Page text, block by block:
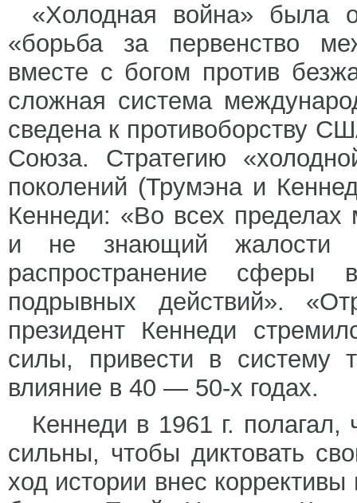
«Холодная война» была
«борьба за первенство
вместе с богом против
сложная система
сведена к противоборству
Союза. Стратегию
поколений (Трумэна и
Кеннеди: «Во всех пределах
и не знающий жалости
распространение сферы
подрывных действий».
президент Кеннеди
силы, привести в систему
влияние в 40 — 50-х годах.
Кеннеди в 1961 г.
сильны, чтобы диктовать
ход истории внес